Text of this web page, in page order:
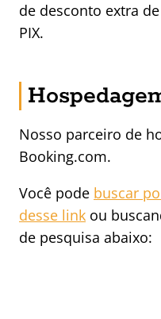
de desconto extra
PIX.
Nosso parceiro de
Booking.com.
Você pode buscar
desse link ou
de pesquisa abaixo: